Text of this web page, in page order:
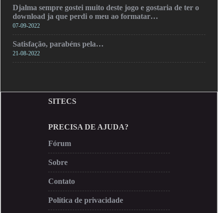
Djalma sempre gostei muito deste jogo e gostaria de ter o
download ja que perdi o meu ao formatar…
07-09-2022
Satisfação, parabéns pela…
21-08-2022
SITECS
PRECISA DE AJUDA?
Fórum
Sobre
Contato
Política de privacidade